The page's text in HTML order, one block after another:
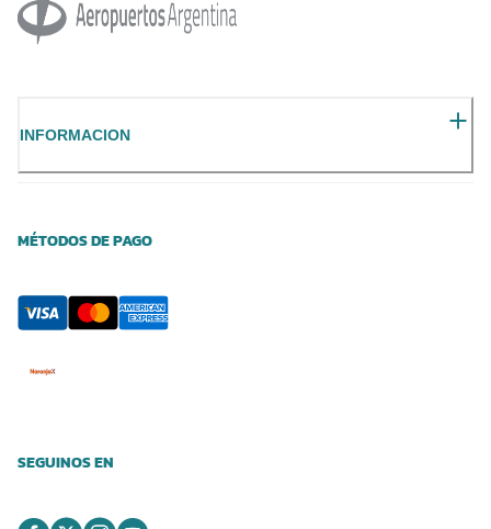
INFORMACION
MÉTODOS DE PAGO
SEGUINOS EN